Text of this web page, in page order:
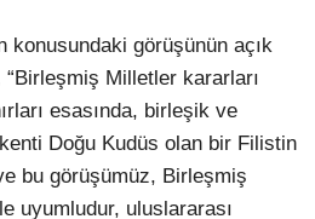
konusundaki görüşünün açık
Milletler kararları
esasında, birleşik ve
Doğu Kudüs olan bir Filistin
bu görüşümüz, Birleşmiş
uyumludur, uluslararası